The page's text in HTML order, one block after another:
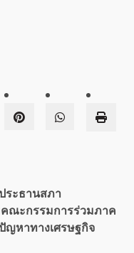
ระธานสภา
ณะกรรมการร่วมภาค
ญหาทางเศรษฐกิจ